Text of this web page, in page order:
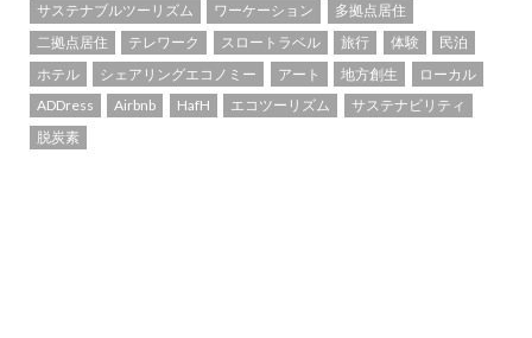
サステナブルツーリズム ワーケーション
多拠点居住
二拠点居住
テレワーク スロートラベル 旅行 体験
民泊
ホテル
シェアリングエコノミー アート 地方創生
ローカル
ADDress
Airbnb HafH エコツーリズム
サステナビリティ
脱炭素